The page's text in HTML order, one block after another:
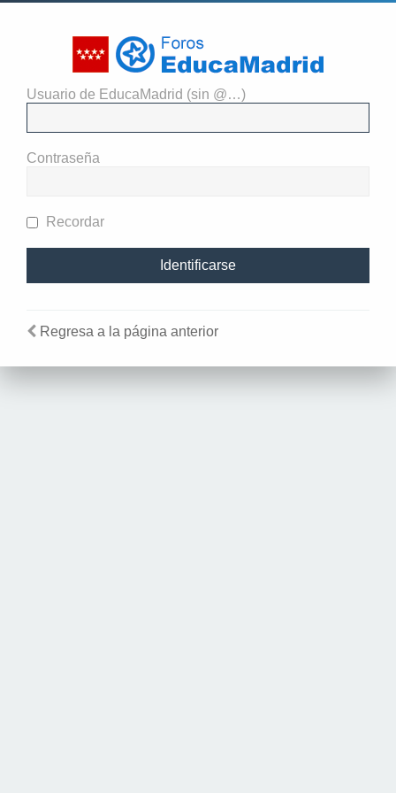
Usuario de EducaMadrid (sin @…)
Contraseña
Recordar
Regresa a la página anterior